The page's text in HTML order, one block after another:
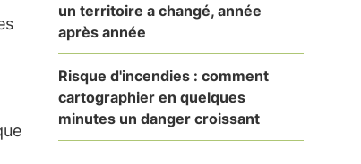
un territoire a changé, année
après année
Risque d'incendies : comment
cartographier en quelques
minutes un danger croissant